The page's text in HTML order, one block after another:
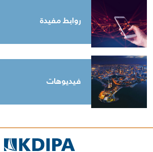
روابط مفيدة
فيديوهات